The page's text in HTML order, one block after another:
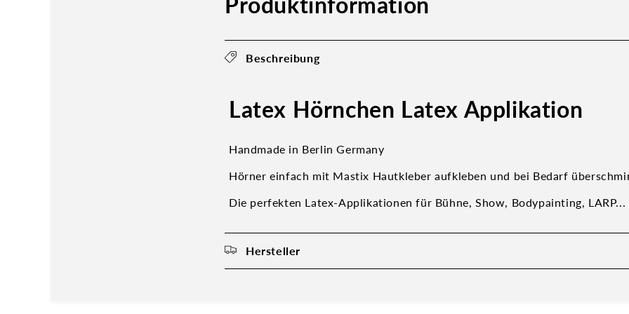
Beschreibung
Latex Hörnchen Latex Applikation
Handmade in Berlin Germany
Hörner einfach mit Mastix Hautkleber aufkleben und bei Bedarf
Die perfekten Latex-Applikationen für Bühne, Show, Bodypainting, LARP...
Hersteller